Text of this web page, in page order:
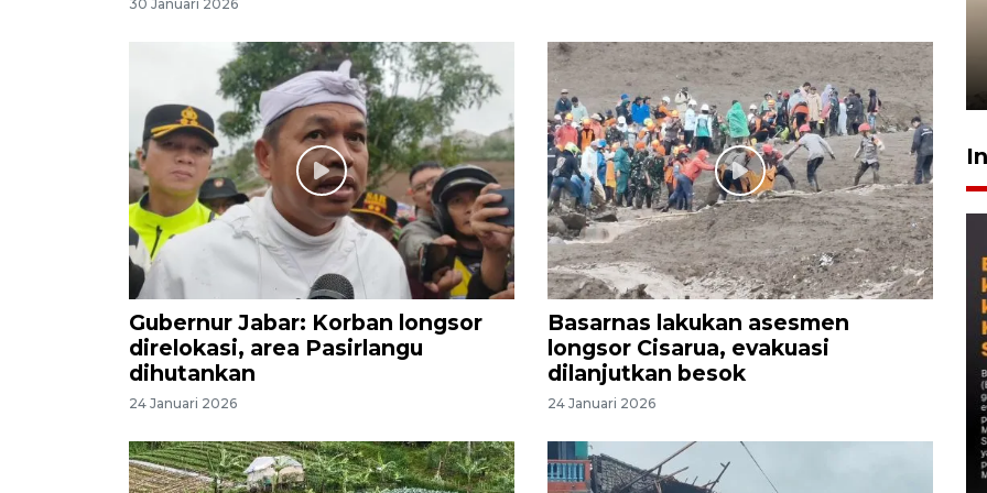
30 Januari 2026
Gubernur Jabar: Korban longsor
direlokasi, area Pasirlangu
dihutankan
24 Januari 2026
Basarnas lakukan asesmen
longsor Cisarua, evakuasi
dilanjutkan besok
24 Januari 2026
kembali asah naluri
9 Juli 2026